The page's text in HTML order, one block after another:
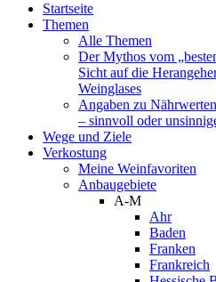
Startseite
Themen
Alle Themen
Der Mythos vom
Sicht auf die
Weinglases
Angaben zu
– sinnvoll oder
Wege und Ziele
Verkostung
Meine Weinfavoriten
Anbaugebiete
A-M
Ahr
Baden
Franken
Frankreich